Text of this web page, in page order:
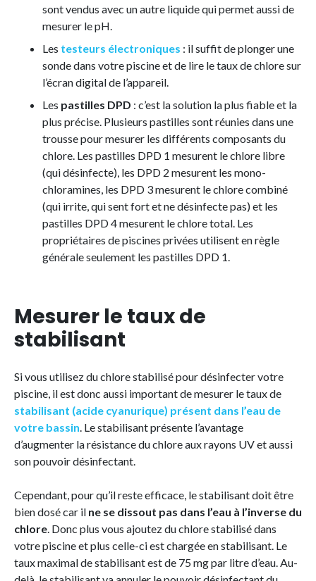
sont vendus avec un autre liquide qui permet aussi de
mesurer le pH.
Les testeurs électroniques : il suffit de plonger une
sonde dans votre piscine et de lire le taux de chlore sur
l’écran digital de l’appareil.
Les pastilles DPD : c’est la solution la plus fiable et la
plus précise. Plusieurs pastilles sont réunies dans une
trousse pour mesurer les différents composants du
chlore. Les pastilles DPD 1 mesurent le chlore libre
(qui désinfecte), les DPD 2 mesurent les mono-
chloramines, les DPD 3 mesurent le chlore combiné
(qui irrite, qui sent fort et ne désinfecte pas) et les
pastilles DPD 4 mesurent le chlore total. Les
propriétaires de piscines privées utilisent en règle
générale seulement les pastilles DPD 1.
Mesurer le taux de
stabilisant
Si vous utilisez du chlore stabilisé pour désinfecter votre
piscine, il est donc aussi important de mesurer le taux de
stabilisant (acide cyanurique) présent dans l’eau de
votre bassin. Le stabilisant présente l’avantage
d’augmenter la résistance du chlore aux rayons UV et aussi
son pouvoir désinfectant.
Cependant, pour qu’il reste efficace, le stabilisant doit être
bien dosé car il ne se dissout pas dans l’eau à l’inverse du
chlore. Donc plus vous ajoutez du chlore stabilisé dans
votre piscine et plus celle-ci est chargée en stabilisant. Le
taux maximal de stabilisant est de 75 mg par litre d’eau. Au-